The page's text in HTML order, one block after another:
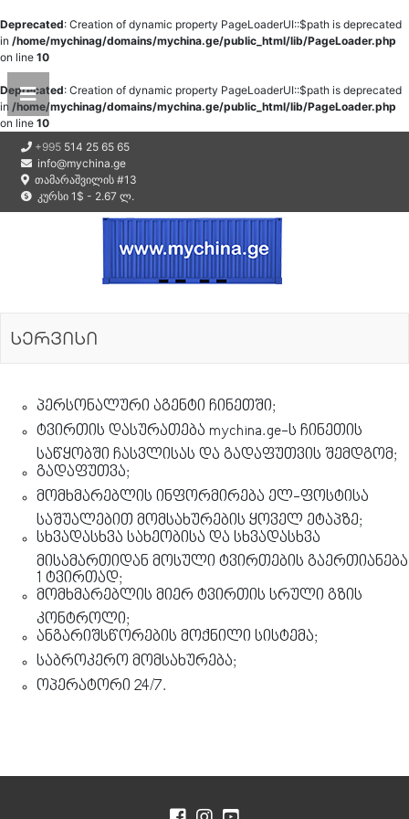
Deprecated: Creation of dynamic property PageLoaderUI::$path is deprecated
in /home/mychinag/domains/mychina.ge/public_html/lib/PageLoader.php
on line 10
Deprecated: Creation of dynamic property PageLoaderUI::$path is deprecated
in /home/mychinag/domains/mychina.ge/public_html/lib/PageLoader.php
on line 10
+995 514 25 65 65
info@mychina.ge
თამარაშვილის #13
კურსი 1$ - 2.67 ლ.
სერვისი
პერსონალური აგენტი ჩინეთში;
ტვირთის დასურათება mychina.ge-ს ჩინეთის
საწყობში ჩასვლისას და გადაფუთვის შემდგომ;
გადაფუთვა;
მომხმარებლის ინფორმირება ელ-ფოსტისა
საშუალებით მომსახურების ყოველ ეტაპზე;
სხვადასხვა სახეობისა და სხვადასხვა
მისამართიდან მოსული ტვირთების გაერთიანება
1 ტვირთად;
მომხმარებლის მიერ ტვირთის სრული გზის
კონტროლი;
ანგარიშსწორების მოქნილი სისტემა;
საბროკერო მომსახურება;
ოპერატორი 24/7.